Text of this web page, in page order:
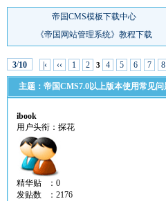
3/10 |‹ ‹‹ 1 2 3 4 5 6 7 8
主题：帝国CMS7.0以上版本使用常见问
ibook
用户头衔：探花
精华贴 ：0
发贴数 ：2176